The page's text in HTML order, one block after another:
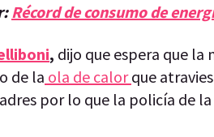
Récord de consumo de
, dijo que espera que la
de la ola de calorque
por lo que la policía de